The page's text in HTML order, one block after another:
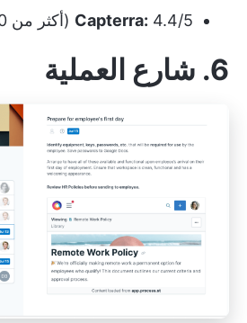
Capterra: 4.4/5 (أكثر من 240 تقييم)
6. شارع العملية